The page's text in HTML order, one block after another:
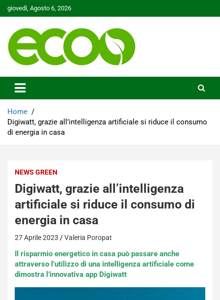
Skip
to
giovedì, Agosto 6, 2026
Ecoo.it
Home
Digiwatt, grazie all’intelligenza artificiale si riduce il consumo
di energia in casa
NEWS GREEN
Digiwatt, grazie all’intelligenza
artificiale si riduce il consumo di
energia in casa
27 Aprile 2023 Valeria Poropat
Il risparmio energetico in casa può passare anche
attraverso l’utilizzo di una intelligenza artificiale come
dimostra l’innovativa app Digiwatt